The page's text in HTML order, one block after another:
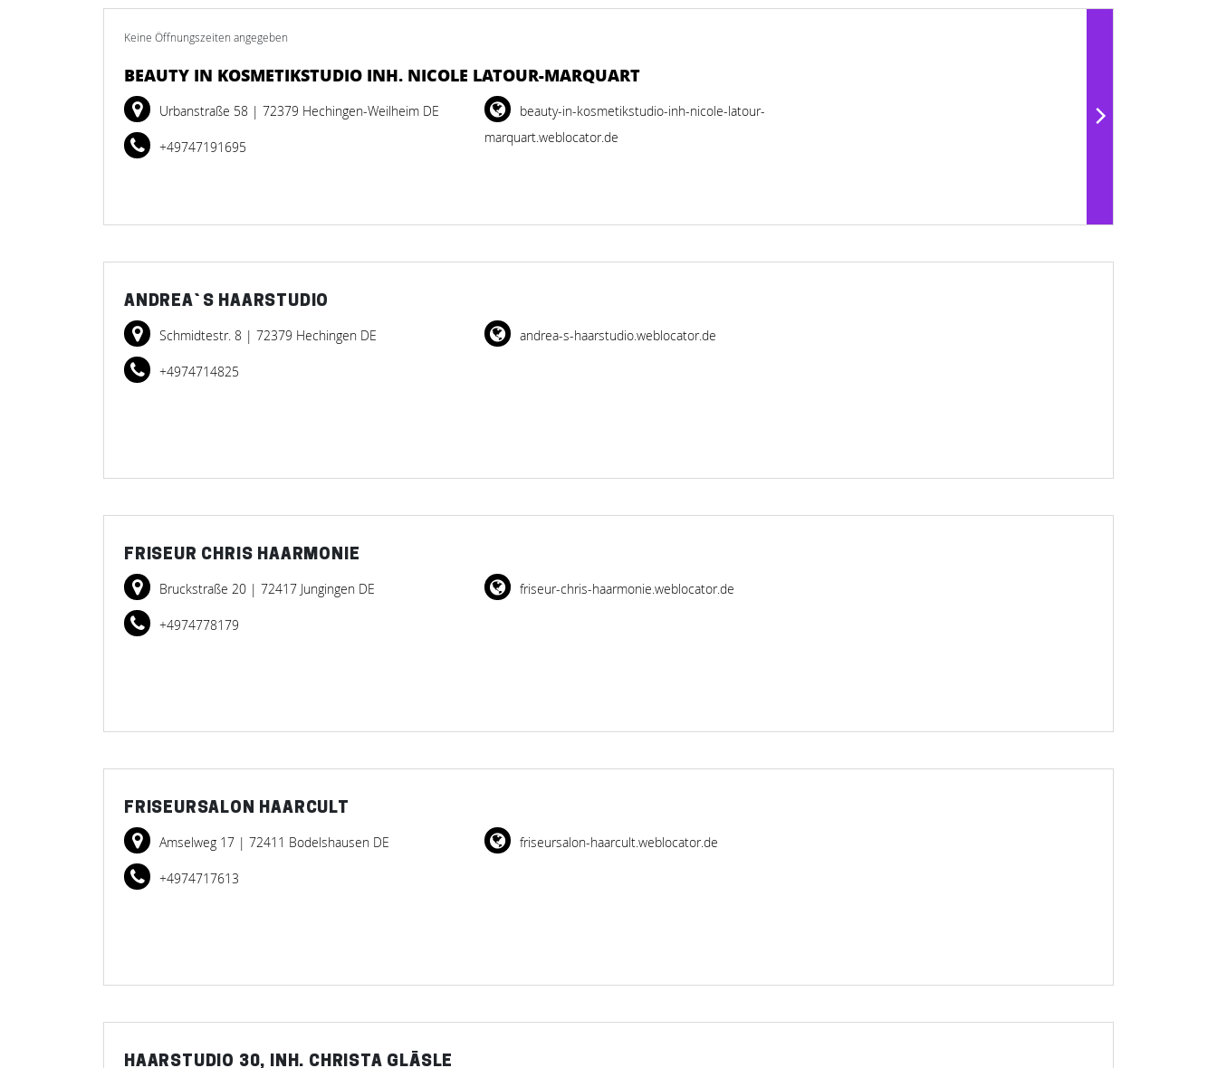
Keine Öffnungszeiten angegeben
BEAUTY IN KOSMETIKSTUDIO INH. NICOLE LATOUR-MARQUART
Urbanstraße 58 | 72379 Hechingen-Weilheim DE
+49747191695
beauty-in-kosmetikstudio-inh-nicole-latour-
marquart.weblocator.de
ANDREA`S HAARSTUDIO
Schmidtestr. 8 | 72379 Hechingen DE
+4974714825
andrea-s-haarstudio.weblocator.de
FRISEUR CHRIS HAARMONIE
Bruckstraße 20 | 72417 Jungingen DE
+4974778179
friseur-chris-haarmonie.weblocator.de
FRISEURSALON HAARCULT
Amselweg 17 | 72411 Bodelshausen DE
+4974717613
friseursalon-haarcult.weblocator.de
HAARSTUDIO 30, INH. CHRISTA GLÄSLE